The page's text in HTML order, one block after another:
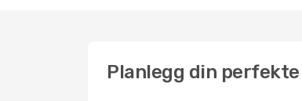
Planlegg din